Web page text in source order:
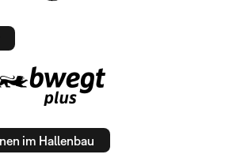
im Hallenbau